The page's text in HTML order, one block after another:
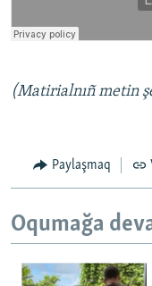
(Matirialnıñ metin
Paylaşmaq
Oqumağa